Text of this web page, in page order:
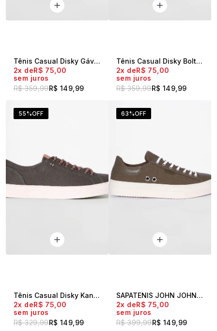
Tênis Casual Disky Gávea Preto
R$ 359,99R$ 149,99
2x
R$ 75,00
sem juros
Tênis Casual Disky Bolt Caqui
R$ 359,99R$ 149,99
2x
R$ 75,00
sem juros
55%OFF
Tênis Casual Disky Kanvas Militar
R$ 329,99R$ 149,99
2x
R$ 75,00
sem juros
63%OFF
SAPATENIS JOHN JOHN 49646
R$ 399,99R$ 149,99
2x
R$ 75,00
sem juros